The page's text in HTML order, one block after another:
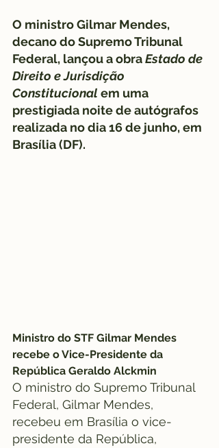
O ministro Gilmar Mendes,
decano do Supremo Tribunal
Federal, lançou a obra Estado de
Direito e Jurisdição
Constitucional em uma
prestigiada noite de autógrafos
realizada no dia 16 de junho, em
Brasília (DF).
Ministro do STF Gilmar Mendes
recebe o Vice-Presidente da
República Geraldo Alckmin
O ministro do Supremo Tribunal
Federal, Gilmar Mendes,
recebeu em Brasília o vice-
presidente da República,